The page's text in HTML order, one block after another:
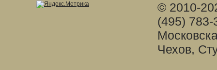
© 2010-
(495)
Чехов,